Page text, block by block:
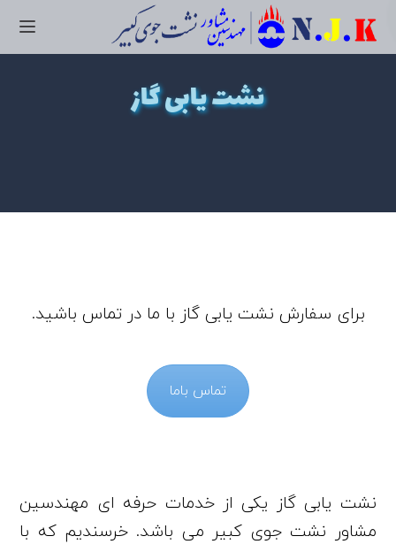
نشت یابی گاز
برای سفارش نشت یابی گاز با ما در تماس باشید.
تماس باما
نشت یابی گاز یکی از خدمات حرفه ای مهندسین
مشاور نشت جوی کبیر می باشد. خرسندیم که با